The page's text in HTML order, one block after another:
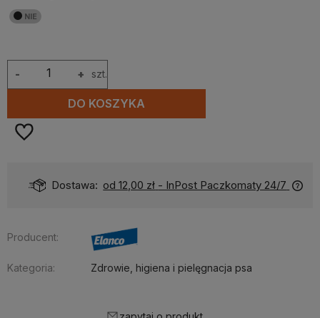
+
- szt.
DO KOSZYKA
Dostawa: od 12,00 zł - InPost Paczkomaty 24/7
Producent:
Kategoria: Zdrowie, higiena i pielęgnacja psa